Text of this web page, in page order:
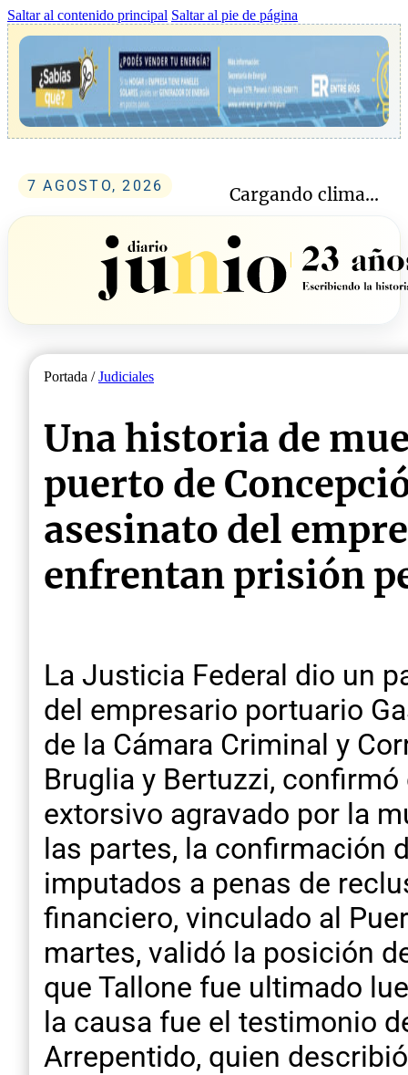
Saltar al contenido principal Saltar al pie de página
7 AGOSTO, 2026 Cargando clima...
Portada /Judiciales
Una historia de
puerto de
asesinato del
enfrentan prisión
La Justicia Federal dio un
del empresario portuario
de la Cámara Criminal y
Bruglia y Bertuzzi,
extorsivo agravado por la
las partes, la confirmación
imputados a penas de
financiero, vinculado al
martes, validó la posición
que Tallone fue ultimado
la causa fue el testimonio
Arrepentido, quien